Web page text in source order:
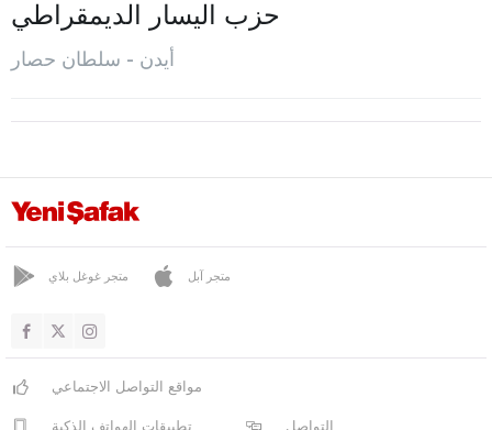
كويوجاك
نازيلّي
سلطان حصار
يني بينار
حزب اليسار الديمقراطي
أيدن - سلطان حصار
متجر غوغل بلاي متجر آبل
مواقع التواصل الاجتماعي
تطبيقات الهواتف الذكية التواصل